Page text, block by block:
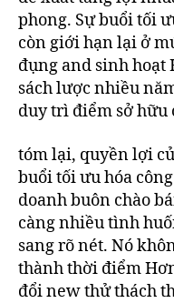
phong. Sự buổi tối
còn giới hạn lại ở
đụng and sinh
sách lược nhiều
duy trì điểm sở hữu
tóm lại, quyền lợi
buổi tối ưu hóa
doanh buôn chào
càng nhiều tình
sang rõ nét. Nó
thành thời điểm
đổi new thử thách